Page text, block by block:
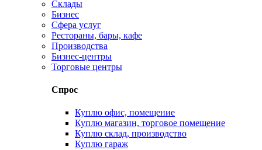
Склады
Бизнес
Сфера услуг
Рестораны, бары, кафе
Производства
Бизнес-центры
Торговые центры
Спрос
Куплю офис, помещение
Куплю магазин, торговое помещение
Куплю склад, производство
Куплю гараж